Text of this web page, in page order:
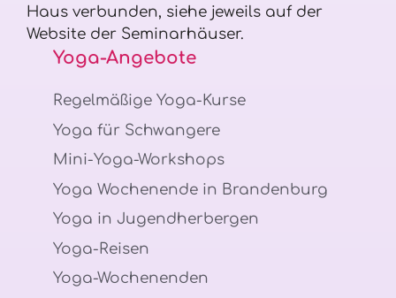
Haus verbunden, siehe jeweils auf der
Website der Seminarhäuser.
Yoga-Angebote
Regelmäßige Yoga-Kurse
Yoga für Schwangere
Mini-Yoga-Workshops
Yoga Wochenende in Brandenburg
Yoga in Jugendherbergen
Yoga-Reisen
Yoga-Wochenenden